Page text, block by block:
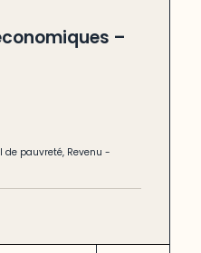
–
de pauvreté, Revenu -